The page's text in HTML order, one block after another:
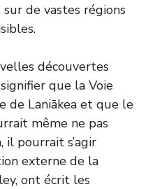
de vastes régions
découvertes
que la Voie
de Laniākea et que le
même ne pas
il pourrait s’agir
externe de la
ont écrit les